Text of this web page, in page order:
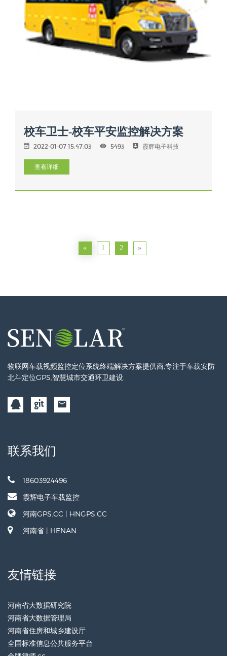
校车卫士-校车平安监控解决方案
2022-01-07 15:47:03 5493 霞辉电子科技
查看详细
« 1 2 »
物联网车载视频监控定位系统终端解决方案提供商,专注于车载安防
北斗定位GPS,智慧城市交通环卫建设.
联系我们
18603924496
霞辉电子车载监控
河南GPS.CC | HNGPS.CC
河南省 | HENAN
友情链接
河南省大数据研究院
河南省大数据管理局
河南省住房和城乡建设厅
全国标准信息公共服务平台